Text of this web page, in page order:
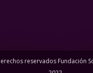
reservados Fundación